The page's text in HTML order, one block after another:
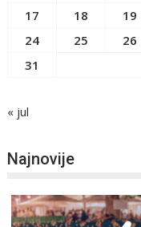
17
18 19
24
25 26
31
« jul
Najnovije